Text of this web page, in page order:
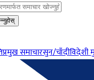
प्रमुख समाचारसुन/चाँदीविदेशी